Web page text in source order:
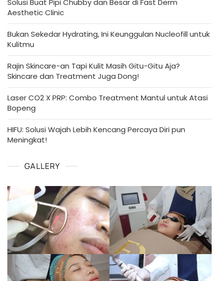
Solusi Buat Pipi Chubby dan Besar di Fast Derm
Aesthetic Clinic
Bukan Sekedar Hydrating, Ini Keunggulan Nucleofill untuk
Kulitmu
Rajin Skincare-an Tapi Kulit Masih Gitu-Gitu Aja?
Skincare dan Treatment Juga Dong!
Laser CO2 X PRP: Combo Treatment Mantul untuk Atasi
Bopeng
HIFU: Solusi Wajah Lebih Kencang Percaya Diri pun
Meningkat!
GALLERY